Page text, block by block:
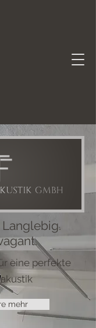
Langlebig.
eine perfekte
mehr